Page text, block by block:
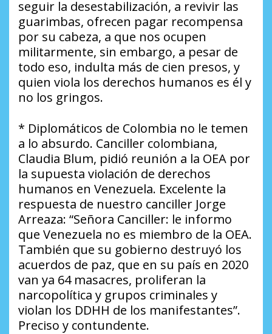
seguir la desestabilización, a revivir las
guarimbas, ofrecen pagar recompensa
por su cabeza, a que nos ocupen
militarmente, sin embargo, a pesar de
todo eso, indulta más de cien presos, y
quien viola los derechos humanos es él y
no los gringos.
* Diplomáticos de Colombia no le temen
a lo absurdo. Canciller colombiana,
Claudia Blum, pidió reunión a la OEA por
la supuesta violación de derechos
humanos en Venezuela. Excelente la
respuesta de nuestro canciller Jorge
Arreaza: “Señora Canciller: le informo
que Venezuela no es miembro de la OEA.
También que su gobierno destruyó los
acuerdos de paz, que en su país en 2020
van ya 64 masacres, proliferan la
narcopolítica y grupos criminales y
violan los DDHH de los manifestantes”.
Preciso y contundente.